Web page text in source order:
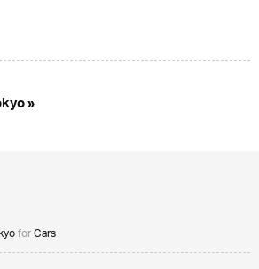
»
forCars